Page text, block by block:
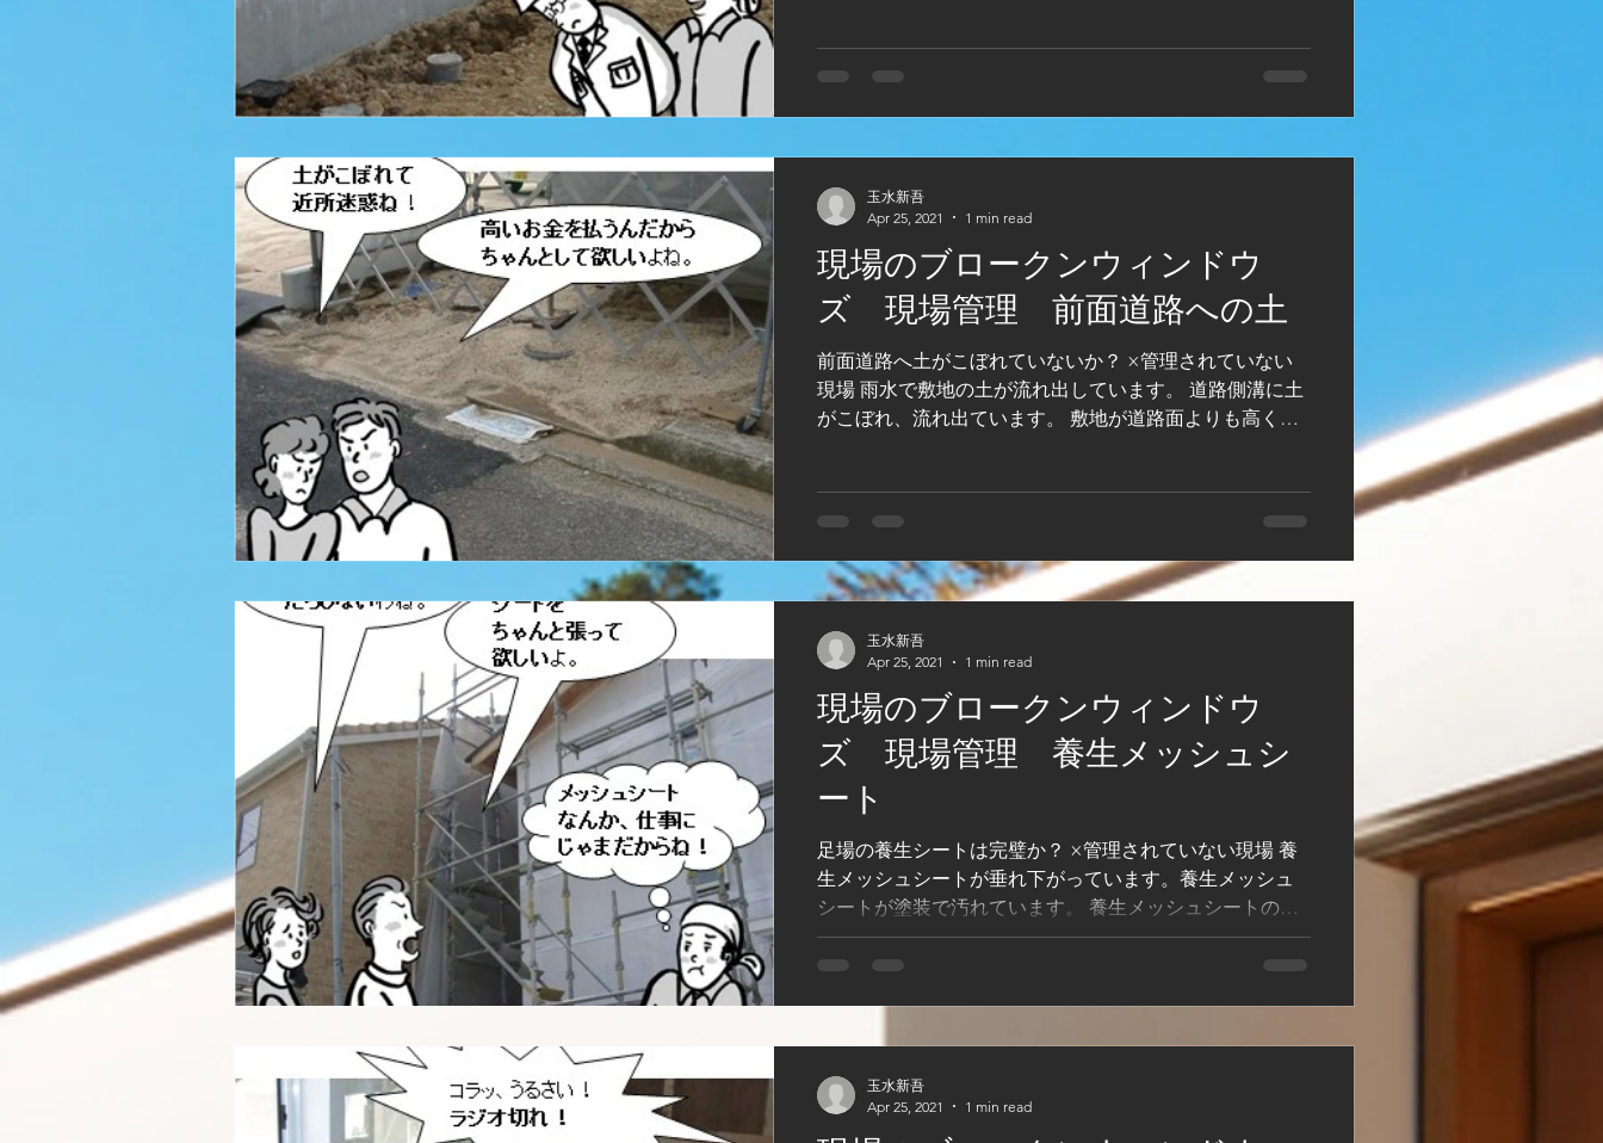
現場のブロークンウィンドウ
ズ 現場管理 前面道路への土
前面道路へ土がこぼれていないか？ ×管理されていない
現場 雨水で敷地の土が流れ出しています。 道路側溝に土
がこぼれ、流れ出ています。 敷地が道路面よりも高く、
玉水新吾
Apr 25, 2021
1 min read
現場のブロークンウィンドウ
ズ 現場管理 養生メッシュシ
ート
足場の養生シートは完璧か？ ×管理されていない現場 養
生メッシュシートが垂れ下がっています。養生メッシュ
シートが塗装で汚れています。 養生メッシュシートの隙
間が大きいです。養生メッシュシートが全面を覆ってい
ません。 養生メッシュシートがたぐり寄せられていま
玉水新吾
Apr 25, 2021
1 min read
玉水新吾
Apr 25, 2021
1 min read